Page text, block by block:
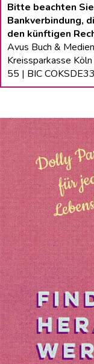
Bitte beachten
Bankverbindung,
den künftigen
Avus Buch &
Kreissparkasse
55 | BIC COKSDE33